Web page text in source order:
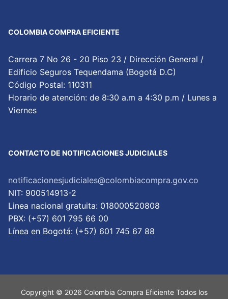
COLOMBIA COMPRA EFICIENTE
Carrera 7 No 26 - 20 Piso 23 / Dirección General /
Edificio Seguros Tequendama (Bogotá D.C)
Código Postal: 110311
Horario de atención: de 8:30 a.m a 4:30 p.m / Lunes a
Viernes
CONTACTO DE NOTIFICACIONES JUDICIALES
notificacionesjudiciales@colombiacompra.gov.co
NIT: 900514913-2
Linea nacional gratuita: 018000520808
PBX: (+57) 601 795 66 00
Lí­nea en Bogotá: (+57) 601 745 67 88
Copyright © 2026 Colombia Compra Eficiente Todos los